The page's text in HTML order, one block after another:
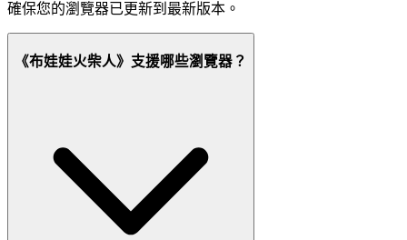
確保您的瀏覽器已更新到最新版本。
《布娃娃火柴人》支援哪些瀏覽器？